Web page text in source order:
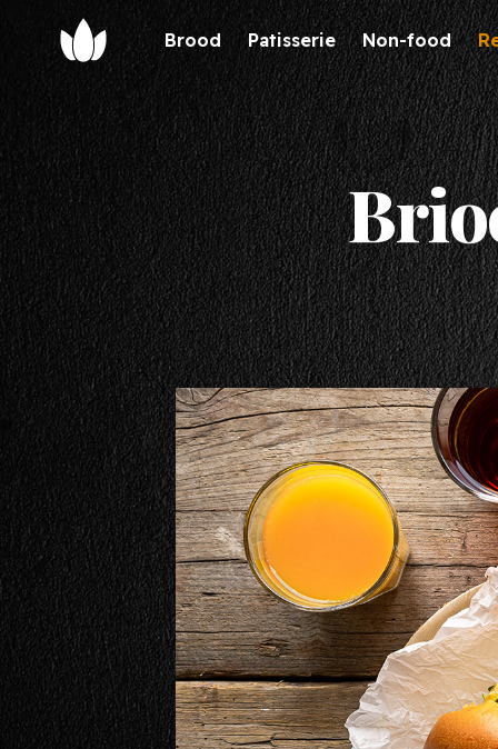
Brood Patisserie Non-food
Chaupain
Brood
Patisserie
Recepten
Ons verhaal
Contact
Verkoop
Verkooppunten
Partners
Team